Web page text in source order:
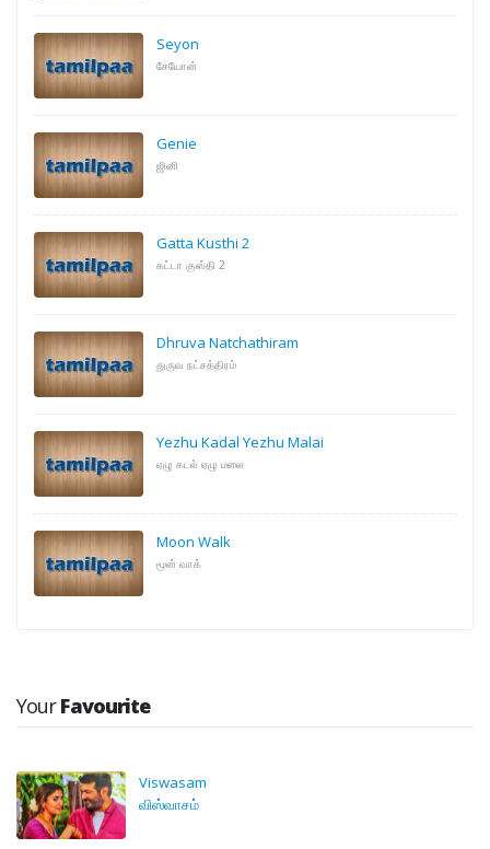
Seyon
சேயோன்
Genie
ஜினி
Gatta Kusthi 2
கட்டா குஸ்தி 2
Dhruva Natchathiram
துருவ நட்சத்திரம்
Yezhu Kadal Yezhu Malai
ஏழு கடல் ஏழு மலை
Moon Walk
மூன் வாக்
YourFavourite
Viswasam
விஸ்வாசம்